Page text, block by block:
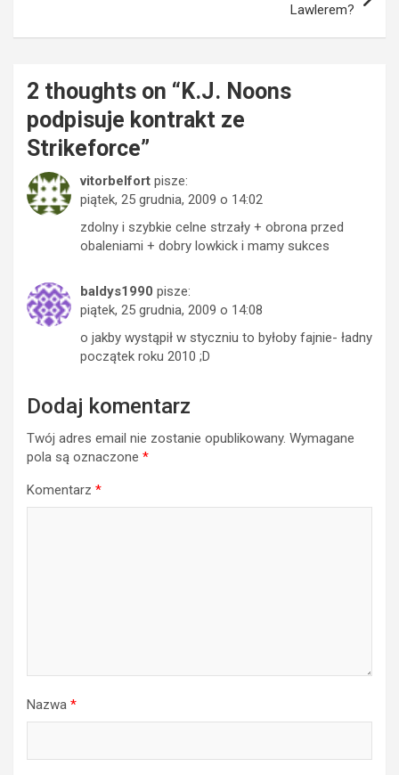
Lawlerem?
2 thoughts on “ K.J. Noons
podpisuje kontrakt ze
Strikeforce”
vitorbelfort pisze:
piątek, 25 grudnia, 2009 o 14:02
zdolny i szybkie celne strzały + obrona przed
obaleniami + dobry lowkick i mamy sukces
baldys1990 pisze:
piątek, 25 grudnia, 2009 o 14:08
o jakby wystąpił w styczniu to byłoby fajnie- ładny
początek roku 2010 ;D
Dodaj komentarz
Twój adres email nie zostanie opublikowany. Wymagane
pola są oznaczone *
Komentarz *
Nazwa *